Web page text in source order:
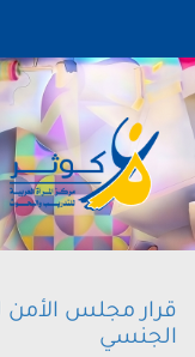
الجنسي